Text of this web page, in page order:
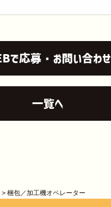
で応募・お問い合わせ
一覧へ
>梱包／加工機オペレーター